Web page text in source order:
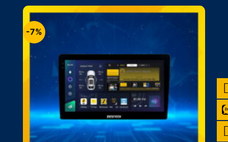
12.900.000₫.là:
11.900.000₫.
-7%